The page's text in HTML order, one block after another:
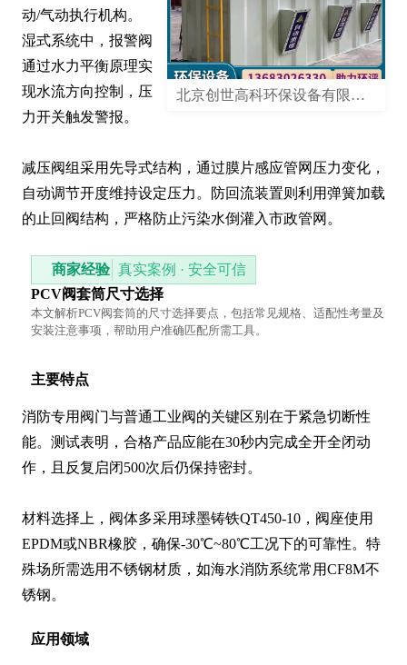
北京创世高科环保设备有限公司
动/气动执行机构。
湿式系统中，报警阀
通过水力平衡原理实
现水流方向控制，压
力开关触发警报。
减压阀组采用先导式结构，通过膜片感应管网压力变化，
自动调节开度维持设定压力。防回流装置则利用弹簧加载
的止回阀结构，严格防止污染水倒灌入市政管网。
商家经验 真实案例 · 安全可信
PCV阀套筒尺寸选择
本文解析PCV阀套筒的尺寸选择要点，包括常见规格、适配性考量及
安装注意事项，帮助用户准确匹配所需工具。
主要特点
消防专用阀门与普通工业阀的关键区别在于紧急切断性
能。测试表明，合格产品应能在30秒内完成全开全闭动
作，且反复启闭500次后仍保持密封。
材料选择上，阀体多采用球墨铸铁QT450-10，阀座使用
EPDM或NBR橡胶，确保-30℃~80℃工况下的可靠性。特
殊场所需选用不锈钢材质，如海水消防系统常用CF8M不
锈钢。
应用领域